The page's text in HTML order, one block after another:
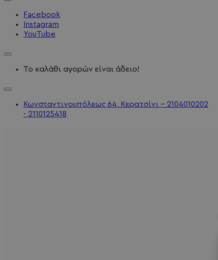
Facebook
Instagram
YouTube
Το καλάθι αγορών είναι άδειο!
Κωνσταντινουπόλεως 64, Κερατσίνι - 2104010202
- 2110125418